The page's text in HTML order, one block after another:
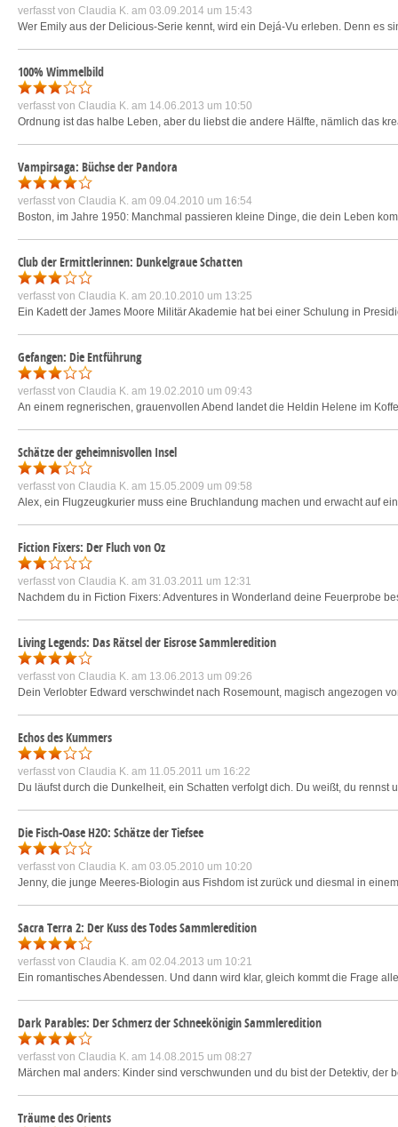
verfasst von Claudia K. am 03.09.2014 um 15:43
Wer Emily aus der Delicious-Serie kennt, wird ein Dejá-Vu erleben. Denn es
100% Wimmelbild
verfasst von Claudia K. am 14.06.2013 um 10:50
Ordnung ist das halbe Leben, aber du liebst die andere Hälfte, nämlich das
Vampirsaga: Büchse der Pandora
verfasst von Claudia K. am 09.04.2010 um 16:54
Boston, im Jahre 1950: Manchmal passieren kleine Dinge, die dein Leben
Club der Ermittlerinnen: Dunkelgraue Schatten
verfasst von Claudia K. am 20.10.2010 um 13:25
Ein Kadett der James Moore Militär Akademie hat bei einer Schulung in
Gefangen: Die Entführung
verfasst von Claudia K. am 19.02.2010 um 09:43
An einem regnerischen, grauenvollen Abend landet die Heldin Helene im
Schätze der geheimnisvollen Insel
verfasst von Claudia K. am 15.05.2009 um 09:58
Alex, ein Flugzeugkurier muss eine Bruchlandung machen und erwacht auf
Fiction Fixers: Der Fluch von Oz
verfasst von Claudia K. am 31.03.2011 um 12:31
Nachdem du in Fiction Fixers: Adventures in Wonderland deine Feuerprobe
Living Legends: Das Rätsel der Eisrose Sammleredition
verfasst von Claudia K. am 13.06.2013 um 09:26
Dein Verlobter Edward verschwindet nach Rosemount, magisch angezogen
Echos des Kummers
verfasst von Claudia K. am 11.05.2011 um 16:22
Du läufst durch die Dunkelheit, ein Schatten verfolgt dich. Du weißt, du
Die Fisch-Oase H2O: Schätze der Tiefsee
verfasst von Claudia K. am 03.05.2010 um 10:20
Jenny, die junge Meeres-Biologin aus Fishdom ist zurück und diesmal in
Sacra Terra 2: Der Kuss des Todes Sammleredition
verfasst von Claudia K. am 02.04.2013 um 10:21
Ein romantisches Abendessen. Und dann wird klar, gleich kommt die Frage
Dark Parables: Der Schmerz der Schneekönigin Sammleredition
verfasst von Claudia K. am 14.08.2015 um 08:27
Märchen mal anders: Kinder sind verschwunden und du bist der Detektiv,
Träume des Orients